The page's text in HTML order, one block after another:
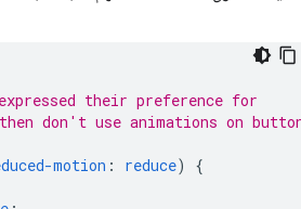
their preference for
don't use animations on
motion : reduce)
{